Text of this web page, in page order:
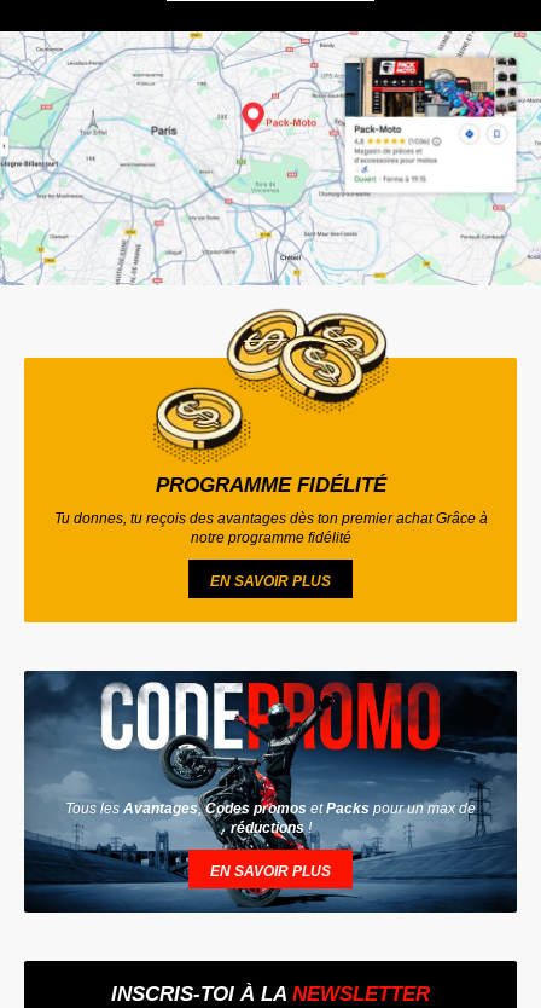
PROGRAMME FIDÉLITÉ
Tu donnes, tu reçois des avantages dès ton premier achat Grâce à
notre programme fidélité
EN SAVOIR PLUS
Tous les Avantages,Codes promos etPacks pour un max de
réductions !
EN SAVOIR PLUS
INSCRIS-TOI À LA NEWSLETTER